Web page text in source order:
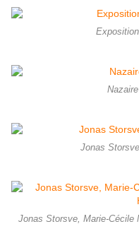
Jonas
Jonas Storsve, Marie-Cécile